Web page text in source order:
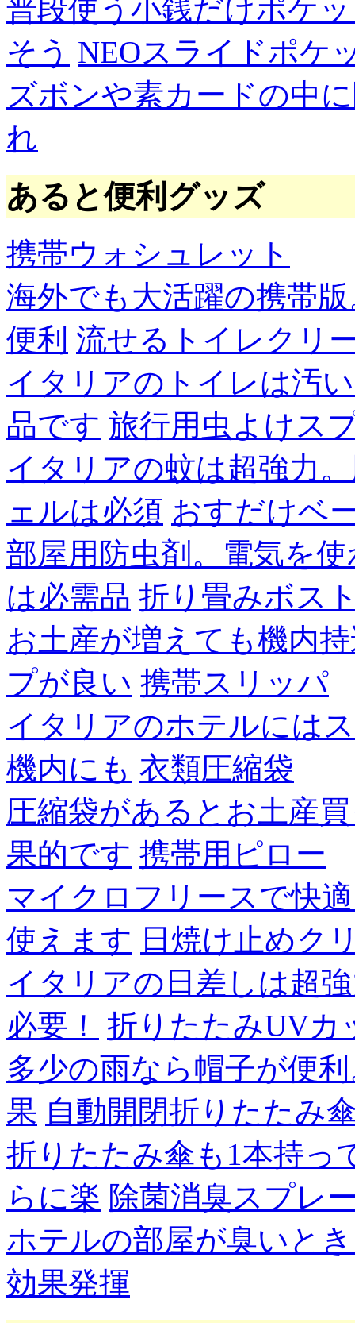
普段使う小銭だけポケ
そう NEOスライドポケ
ズボンや素カードの中
れ
あると便利グッズ
携帯ウォシュレット
海外でも大活躍の携帯
便利 流せるトイレクリ
イタリアのトイレは汚
品です 旅行用虫よけス
イタリアの蚊は超強力
ェルは必須 おすだけベ
部屋用防虫剤。電気を
は必需品 折り畳みボス
お土産が増えても機内
プが良い 携帯スリッパ
イタリアのホテルには
機内にも 衣類圧縮袋
圧縮袋があるとお土産
果的です 携帯用ピロー
マイクロフリースで快
使えます 日焼け止めク
イタリアの日差しは超
必要！
折りたたみUVカ
多少の雨なら帽子が便
果 自動開閉折りたたみ
折りたたみ傘も1本持っ
らに楽 除菌消臭スプレ
ホテルの部屋が臭いと
効果発揮